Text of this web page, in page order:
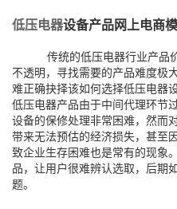
低压电器设备产品网上电商
传统的低压电器行业产品
不透明，寻找需要的产品难度极
难正确抉择该如何选择低压电器
低压电器产品由于中间代理环节
设备的保修处理非常困难，然而
带来无法预估的经济损失，甚至
致企业生存困难也是常有的现象
品，让用户很难辨认选取，后期
题。